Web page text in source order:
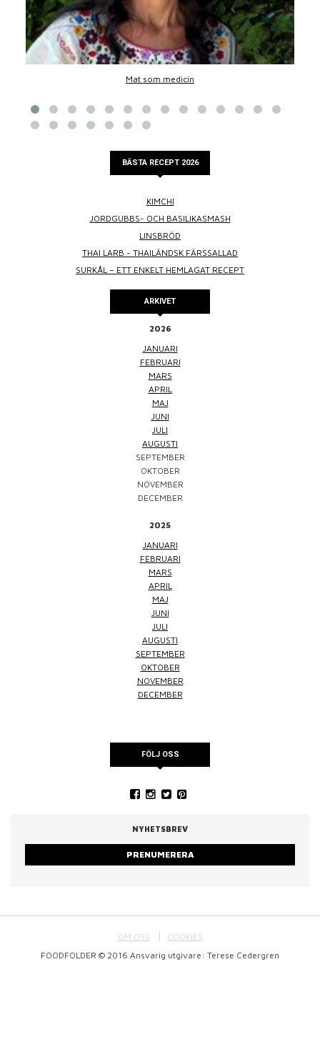
Mat som medicin
BÄSTA RECEPT 2026
KIMCHI
JORDGUBBS- OCH BASILIKASMASH
LINSBRÖD
THAI LARB - THAILÄNDSK FÄRSSALLAD
SURKÅL – ETT ENKELT HEMLAGAT RECEPT
ARKIVET
2026
JANUARI
FEBRUARI
MARS
APRIL
MAJ
JUNI
JULI
AUGUSTI
SEPTEMBER
OKTOBER
NOVEMBER
DECEMBER
2025
JANUARI
FEBRUARI
MARS
APRIL
MAJ
JUNI
JULI
AUGUSTI
SEPTEMBER
OKTOBER
NOVEMBER
DECEMBER
FÖLJ OSS
NYHETSBREV
PRENUMERERA
OM OSS
COOKIES
FOODFOLDER © 2016 Ansvarig utgivare: Terese Cedergren